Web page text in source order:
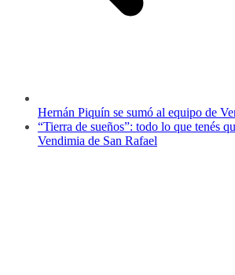
Hernán Piquín se sumó al equipo de
“Tierra de sueños”: todo lo que tenés
Vendimia de San Rafael